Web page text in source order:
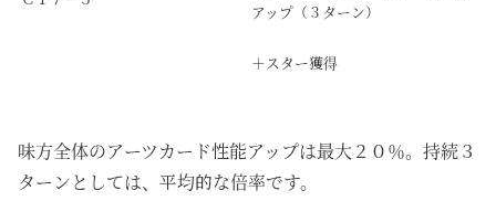
アップ（３ターン）
＋スター獲得
味方全体のアーツカード性能アップは最大２０％。 持続３
ターンとしては、平均的な倍率です。